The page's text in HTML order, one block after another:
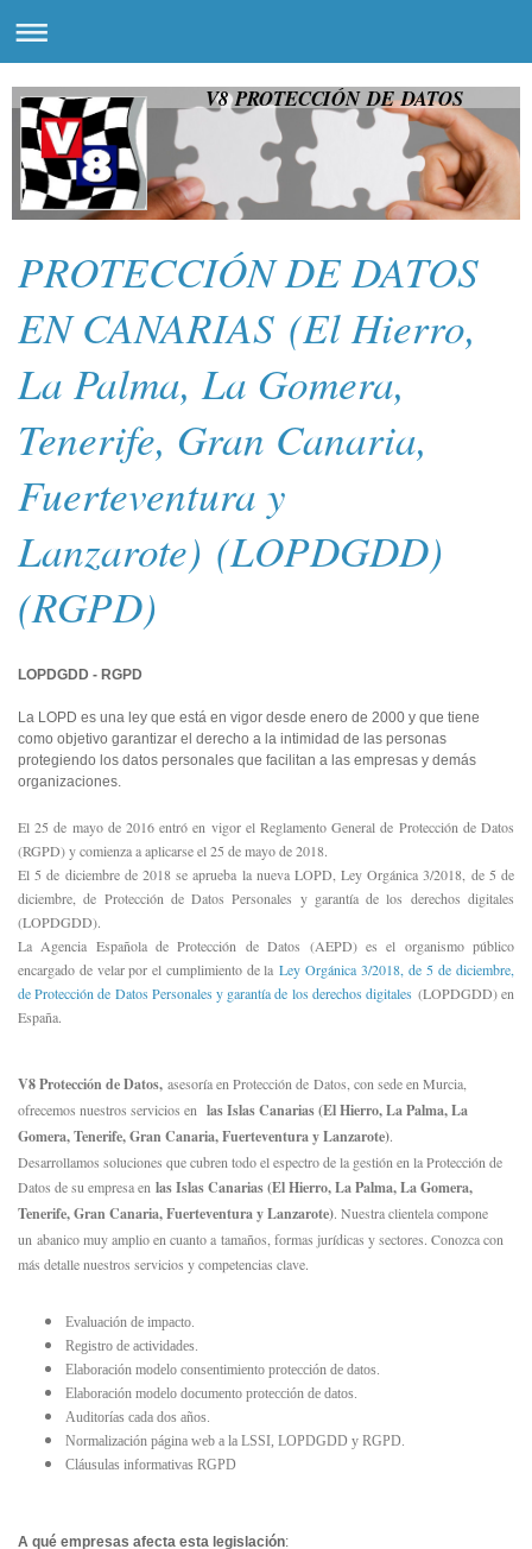
V8 PROTECCIÓN DE DATOS
PROTECCIÓN DE DATOS
EN CANARIAS (El Hierro,
La Palma, La Gomera,
Tenerife, Gran Canaria,
Fuerteventura y
Lanzarote) (LOPDGDD)
(RGPD)
LOPDGDD - RGPD
La LOPD es una ley que está en vigor desde enero de 2000 y que tiene
como objetivo garantizar el derecho a la intimidad de las personas
protegiendo los datos personales que facilitan a las empresas y demás
organizaciones.
El 25 de mayo de 2016 entró en vigor el Reglamento General de Protección de Datos
(RGPD) y comienza a aplicarse el 25 de mayo de 2018.
El 5 de diciembre de 2018 se aprueba la nueva LOPD, Ley Orgánica 3/2018, de 5 de
diciembre, de Protección de Datos Personales y garantía de los derechos digitales
(LOPDGDD).
La Agencia Española de Protección de Datos (AEPD) es el organismo público
encargado de velar por el cumplimiento de la Ley Orgánica 3/2018, de 5 de diciembre,
de Protección de Datos Personales y garantía de los derechos digitales (LOPDGDD) en
España.
V8 Protección de Datos, asesoría en Protección de Datos , con sede en Murcia,
ofrecemos nuestros servicios en las Islas Canarias (El Hierro, La Palma, La
Gomera, Tenerife, Gran Canaria, Fuerteventura y Lanzarote).
Desarrollamos soluciones que cubren todo el espectro de la gestión en la Protección de
Datos de su empresa en las Islas Canarias (El Hierro, La Palma, La Gomera,
Tenerife, Gran Canaria, Fuerteventura y Lanzarote). Nuestra clientela compone
un abanico muy amplio en cuanto a tamaños, formas jurídicas y sectores. Conozca con
más detalle nuestros servicios y competencias clave.
Evaluación de impacto.
Registro de actividades.
Elaboración modelo consentimiento protección de datos.
Elaboración modelo documento protección de datos.
Auditorías cada dos años.
Normalización página web a la LSSI, LOPDGDD y RGPD.
Cláusulas informativas RGPD
A qué empresas afecta esta legislación: